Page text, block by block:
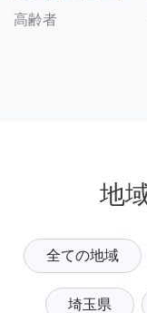
高齢者
地
全ての地域
埼玉県